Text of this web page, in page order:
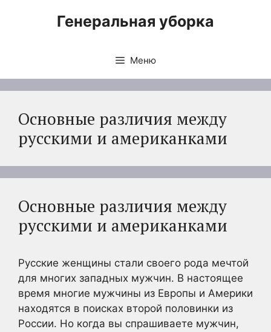
Генеральная уборка
Меню
Основные различия между
русскими и американками
Основные различия между
русскими и американками
Русские женщины стали своего рода мечтой
для многих западных мужчин. В настоящее
время многие мужчины из Европы и Америки
находятся в поисках второй половинки из
России. Но когда вы спрашиваете мужчин,